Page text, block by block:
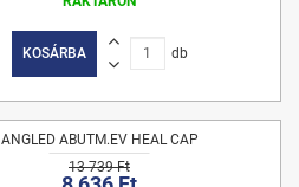
KOSÁRBA db
ANGLED ABUTM.EV HEAL CAP
13 739 Ft